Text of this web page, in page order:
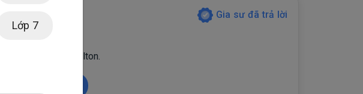
Gia sư đã trả lời
và chu trình Hamilton.
Lớp 7